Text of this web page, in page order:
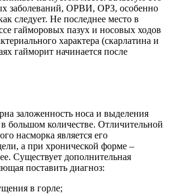
заболеваний, ОРВИ, ОРЗ, особенно
следует. Не последнее место в
гайморовых пазух и носовых ходов
характера (скарлатина и
гайморит начинается после
заложенность носа и выделения
в большом количестве. Отличительной
насморка является его
а при хронической форме –
Существует дополнительная
поставить диагноз:
в горле;